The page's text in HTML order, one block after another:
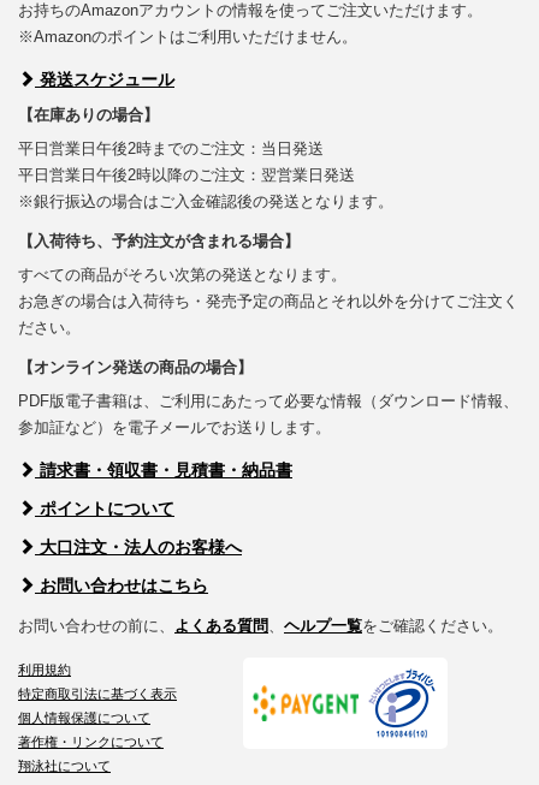
お持ちのAmazonアカウントの情報を使ってご注文いただけます。
※Amazonのポイントはご利用いただけません。
発送スケジュール
【在庫ありの場合】
平日営業日午後2時までのご注文：当日発送
平日営業日午後2時以降のご注文：翌営業日発送
※銀行振込の場合はご入金確認後の発送となります。
【入荷待ち、予約注文が含まれる場合】
すべての商品がそろい次第の発送となります。
お急ぎの場合は入荷待ち・発売予定の商品とそれ以外を分けてご注文く
ださい。
【オンライン発送の商品の場合】
PDF版電子書籍は、ご利用にあたって必要な情報（ダウンロード情報、
参加証など）を電子メールでお送りします。
請求書・領収書・見積書・納品書
ポイントについて
大口注文・法人のお客様へ
お問い合わせはこちら
お問い合わせの前に、 よくある質問、 ヘルプ一覧をご確認ください。
利用規約
特定商取引法に基づく表示
個人情報保護について
著作権・リンクについて
翔泳社について